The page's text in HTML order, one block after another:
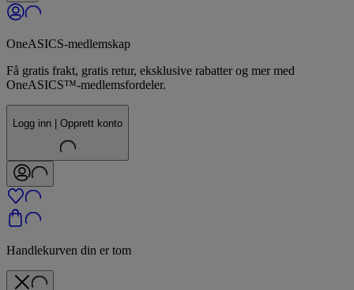
OneASICS-medlemskap
Få gratis frakt, gratis retur, eksklusive rabatter og mer med
OneASICS™-medlemsfordeler.
Logg inn | Opprett konto
Handlekurven din er tom